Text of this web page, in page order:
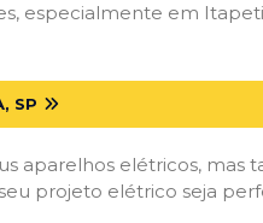
especialmente em
SP
aparelhos elétricos, mas
projeto elétrico seja